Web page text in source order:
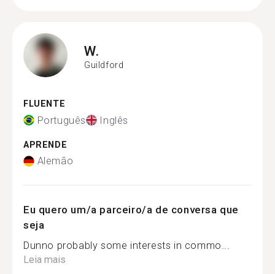
W.
Guildford
FLUENTE
Português Inglês
APRENDE
Alemão
Eu quero um/a parceiro/a de conversa que
seja
Dunno probably some interests in commo...
Leia mais